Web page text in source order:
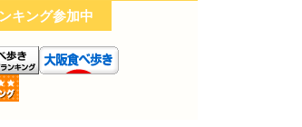
キング参加中